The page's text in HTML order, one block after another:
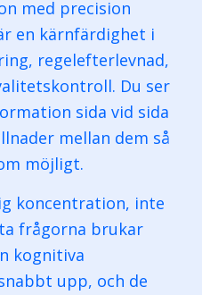
med precision
en kärnfärdighet i
regelefterlevnad,
Du ser
sida vid sida
mellan dem så
möjligt.
koncentration, inte
frågorna brukar
kognitiva
upp, och de